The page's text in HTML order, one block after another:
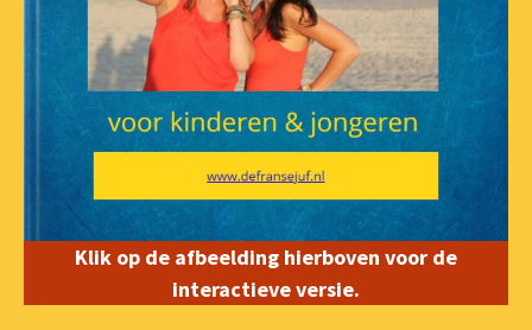
Klik op de afbeelding hierboven voor de
interactieve versie.